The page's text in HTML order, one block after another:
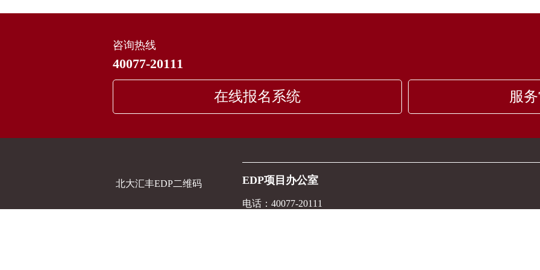
咨询热线
40077-20111
在线报名系统 服
EDP项目办公室
电话：40077-20111
北大汇丰EDP二维码